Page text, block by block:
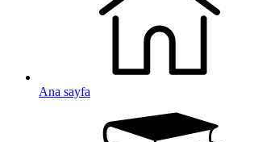
Ana sayfa